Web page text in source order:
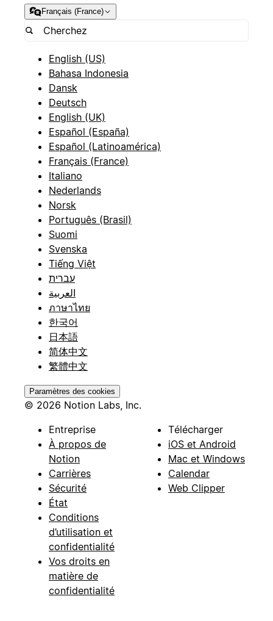
Français (France)
English (US)
Bahasa Indonesia
Dansk
Deutsch
English (UK)
Español (España)
Español (Latinoamérica)
Français (France)
Italiano
Nederlands
Norsk
Português (Brasil)
Suomi
Svenska
Tiếng Việt
עברית
العربية
ภาษาไทย
한국어
日本語
简体中文
繁體中文
Paramètres des cookies
© 2026 Notion Labs, Inc.
Entreprise
À propos de
Notion
Carrières
Sécurité
État
Conditions
d’utilisation et
confidentialité
Vos droits en
matière de
confidentialité
Télécharger
iOS et Android
Mac et Windows
Calendar
Web Clipper